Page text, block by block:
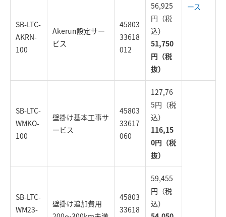
ース
SB-LTC-
AKRN-
100
Akerun設定サー
ビス
45803
33618
012
56,925
円（税
込）
51,750
円（税
抜）
SB-LTC-
WMKO-
100
壁掛け基本工事サ
ービス
45803
33617
060
127,76
5円（税
込）
116,15
0円（税
抜）
SB-LTC-
WM23-
壁掛け追加費用
45803
33618
59,455
円（税
込）